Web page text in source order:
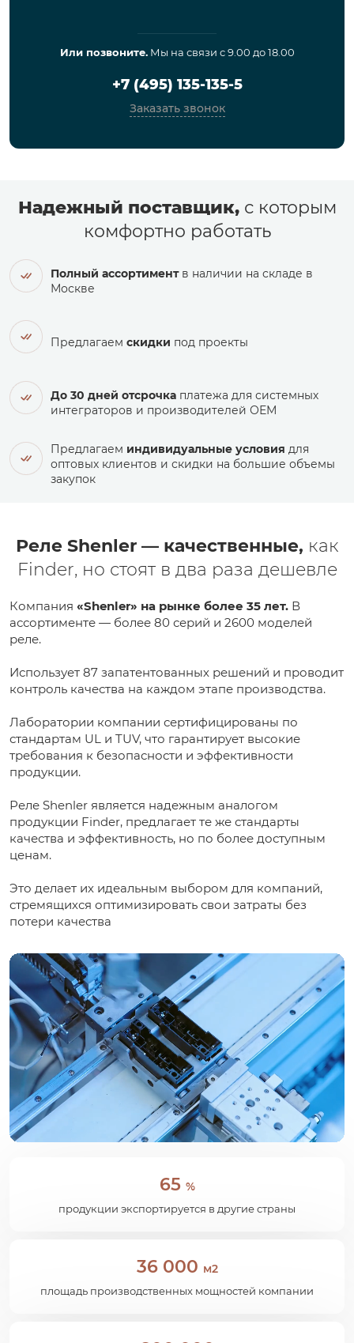
Или позвоните.Мы на связи с 9.00 до 18.00
+7 (495) 135-135-5
Заказать звонок
Надежный поставщик,с которым
комфортно работать
Полный ассортиментв наличии на складе в
Москве
Предлагаем скидки под проекты
До 30 дней отсрочка платежа для системных
интеграторов и производителей ОЕМ
Предлагаем индивидуальные условия для
оптовых клиентов и скидки на большие объемы
закупок
Реле Shenler — качественные, как
Finder, но стоят в два раза дешевле
Компания «Shenler» на рынке более 35 лет. В
ассортименте — более 80 серий и 2600 моделей
реле.
Использует 87 запатентованных решений и проводит
контроль качества на каждом этапе производства.
Лаборатории компании сертифицированы по
стандартам UL и TUV, что гарантирует высокие
требования к безопасности и эффективности
продукции.
Реле Shenler является надежным аналогом
продукции Finder, предлагает те же стандарты
качества и эффективность, но по более доступным
ценам.
Это делает их идеальным выбором для компаний,
стремящихся оптимизировать свои затраты без
потери качества
65 %
продукции экспортируется в другие страны
36 000 м2
площадь производственных мощностей компании